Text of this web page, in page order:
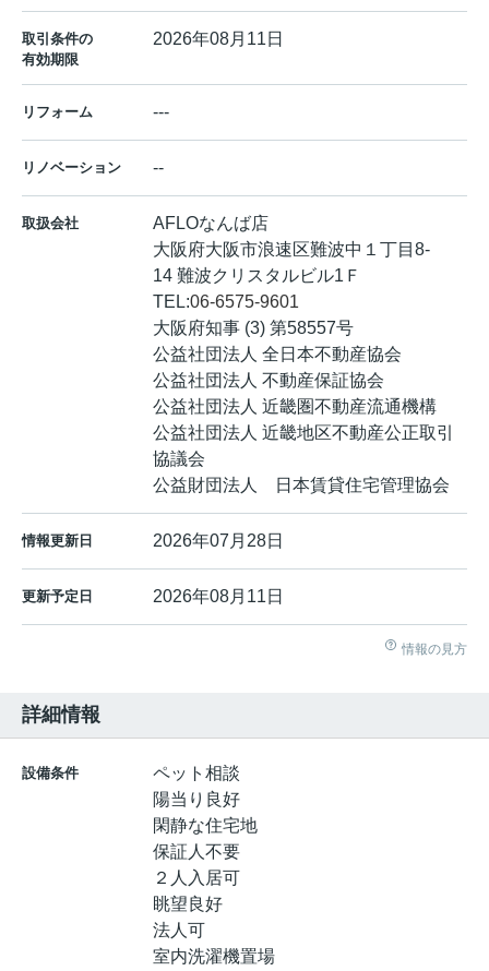
取引条件の
有効期限
2026年08月11日
リフォーム ---
リノベーション --
取扱会社
AFLOなんば店
大阪府大阪市浪速区難波中１丁目8-
14 難波クリスタルビル1Ｆ
TEL:06-6575-9601
大阪府知事 (3) 第58557号
公益社団法人 全日本不動産協会
公益社団法人 不動産保証協会
公益社団法人 近畿圏不動産流通機構
公益社団法人 近畿地区不動産公正取引
協議会
公益財団法人 日本賃貸住宅管理協会
情報更新日 2026年07月28日
更新予定日 2026年08月11日
情報の見方
詳細情報
設備条件
ペット相談
陽当り良好
閑静な住宅地
保証人不要
２人入居可
眺望良好
法人可
室内洗濯機置場